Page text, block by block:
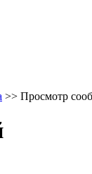
>> Просмотр